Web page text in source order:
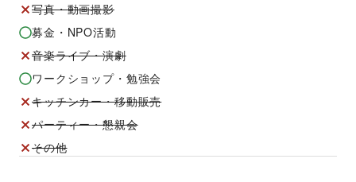
写真・動画撮影
募金・NPO活動
音楽ライブ・演劇
ワークショップ・勉強会
キッチンカー・移動販売
パーティー・懇親会
その他